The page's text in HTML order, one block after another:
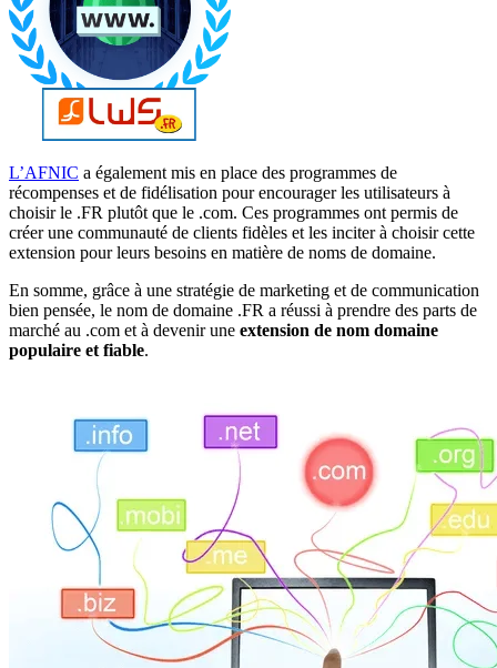
L’AFNIC a également mis en place des programmes de
récompenses et de fidélisation pour encourager les utilisateurs à
choisir le .FR plutôt que le .com. Ces programmes ont permis de
créer une communauté de clients fidèles et les inciter à choisir cette
extension pour leurs besoins en matière de noms de domaine.
En somme, grâce à une stratégie de marketing et de communication
bien pensée, le nom de domaine .FR a réussi à prendre des parts de
marché au .com et à devenir une extension de nom domaine
populaire et fiable.